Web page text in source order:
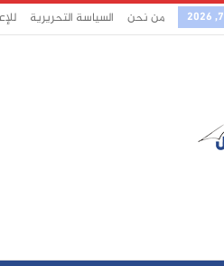
من نحن السياسة التحريرية